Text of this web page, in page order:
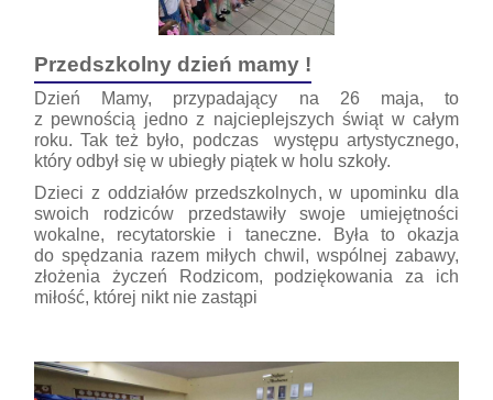
Przedszkolny dzień mamy !
Dzień Mamy, przypadający na 26 maja, to
z pewnością jedno z najcieplejszych świąt w całym
roku.Tak też było, podczas
występu artystycznego,
który odbył się w ubiegły piątek w holu szkoły.
Dzieci z oddziałów przedszkolnych, w upominku dla
swoich rodziców przedstawiły swoje umiejętności
wokalne, recytatorskie i taneczne. Była to okazja
do spędzania razem miłych chwil, wspólnej zabawy,
złożenia życzeń Rodzicom, podziękowania za ich
miłość, której nikt nie zastąpi